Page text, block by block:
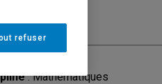
: Mathématiques
refuser